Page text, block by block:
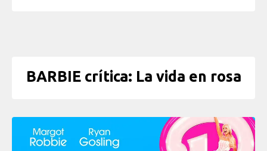
BARBIE crítica: La vida en rosa